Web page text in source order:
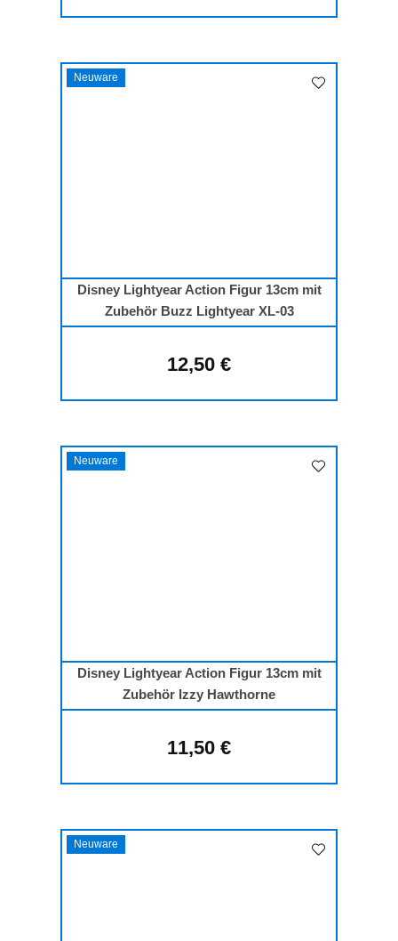
Neuware
Disney Lightyear Action Figur 13cm mit
Zubehör Buzz Lightyear XL-03
Regulärer Preis:
12,50 €
Neuware
Disney Lightyear Action Figur 13cm mit
Zubehör Izzy Hawthorne
Regulärer Preis:
11,50 €
Neuware